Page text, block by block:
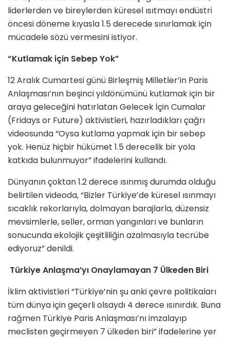
liderlerden ve bireylerden küresel ısıtmayı endüstri
öncesi döneme kıyasla 1.5 derecede sınırlamak için
mücadele sözü vermesini istiyor.
“Kutlamak için Sebep Yok”
12 Aralık Cumartesi günü Birleşmiş Milletler’in Paris
Anlaşması’nın beşinci yıldönümünü kutlamak için bir
araya geleceğini hatırlatan Gelecek İçin Cumalar
(Fridays or Future) aktivistleri, hazırladıkları çağrı
videosunda “Oysa kutlama yapmak için bir sebep
yok. Henüz hiçbir hükümet 1.5 derecelik bir yola
katkıda bulunmuyor” ifadelerini kullandı.
Dünyanın çoktan 1.2 derece ısınmış durumda olduğu
belirtilen videoda, “Bizler Türkiye’de küresel ısınmayı
sıcaklık rekorlarıyla, dolmayan barajlarla, düzensiz
mevsimlerle, seller, orman yangınları ve bunların
sonucunda ekolojik çeşitliliğin azalmasıyla tecrübe
ediyoruz” denildi.
Türkiye Anlaşma’yı Onaylamayan 7 Ülkeden Biri
İklim aktivistleri “Türkiye’nin şu anki çevre politikaları
tüm dünya için geçerli olsaydı 4 derece ısınırdık. Buna
rağmen Türkiye Paris Anlaşması’nı imzalayıp
meclisten geçirmeyen 7 ülkeden biri” ifadelerine yer